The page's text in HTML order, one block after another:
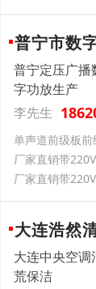
普宁市数
普宁定压广播
字功放生产
李先生
单声道前级板
厂家直销带
厂家直销带
大连浩然
大连中央空
荒保洁